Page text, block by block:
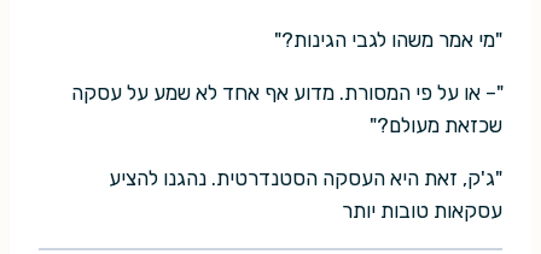
"מי אמר משהו לגבי הגינות?"
"– או על פי המסורת. מדוע אף אחד לא שמע על עסקה
שכזאת מעולם?"
"ג'ק, זאת היא העסקה הסטנדרטית. נהגנו להציע
עסקאות טובות יותר